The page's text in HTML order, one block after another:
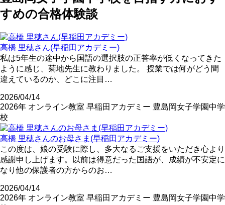
すめの合格体験談
高橋 里穂さん(早稲田アカデミー)
私は5年生の途中から国語の選択肢の正答率が低くなってきた
ように感じ、菊地先生に教わりました。 授業では何がどう間
違えているのか、どこに注目…
2026/04/14
2026年 オンライン教室 早稲田アカデミー 豊島岡女子学園中学
校
高橋 里穂さんのお母さま(早稲田アカデミー)
この度は、娘の受験に際し、多大なるご支援をいただき心より
感謝申し上げます。以前は得意だった国語が、成績が不安定に
なり他の保護者の方からのお…
2026/04/14
2026年 オンライン教室 早稲田アカデミー 豊島岡女子学園中学